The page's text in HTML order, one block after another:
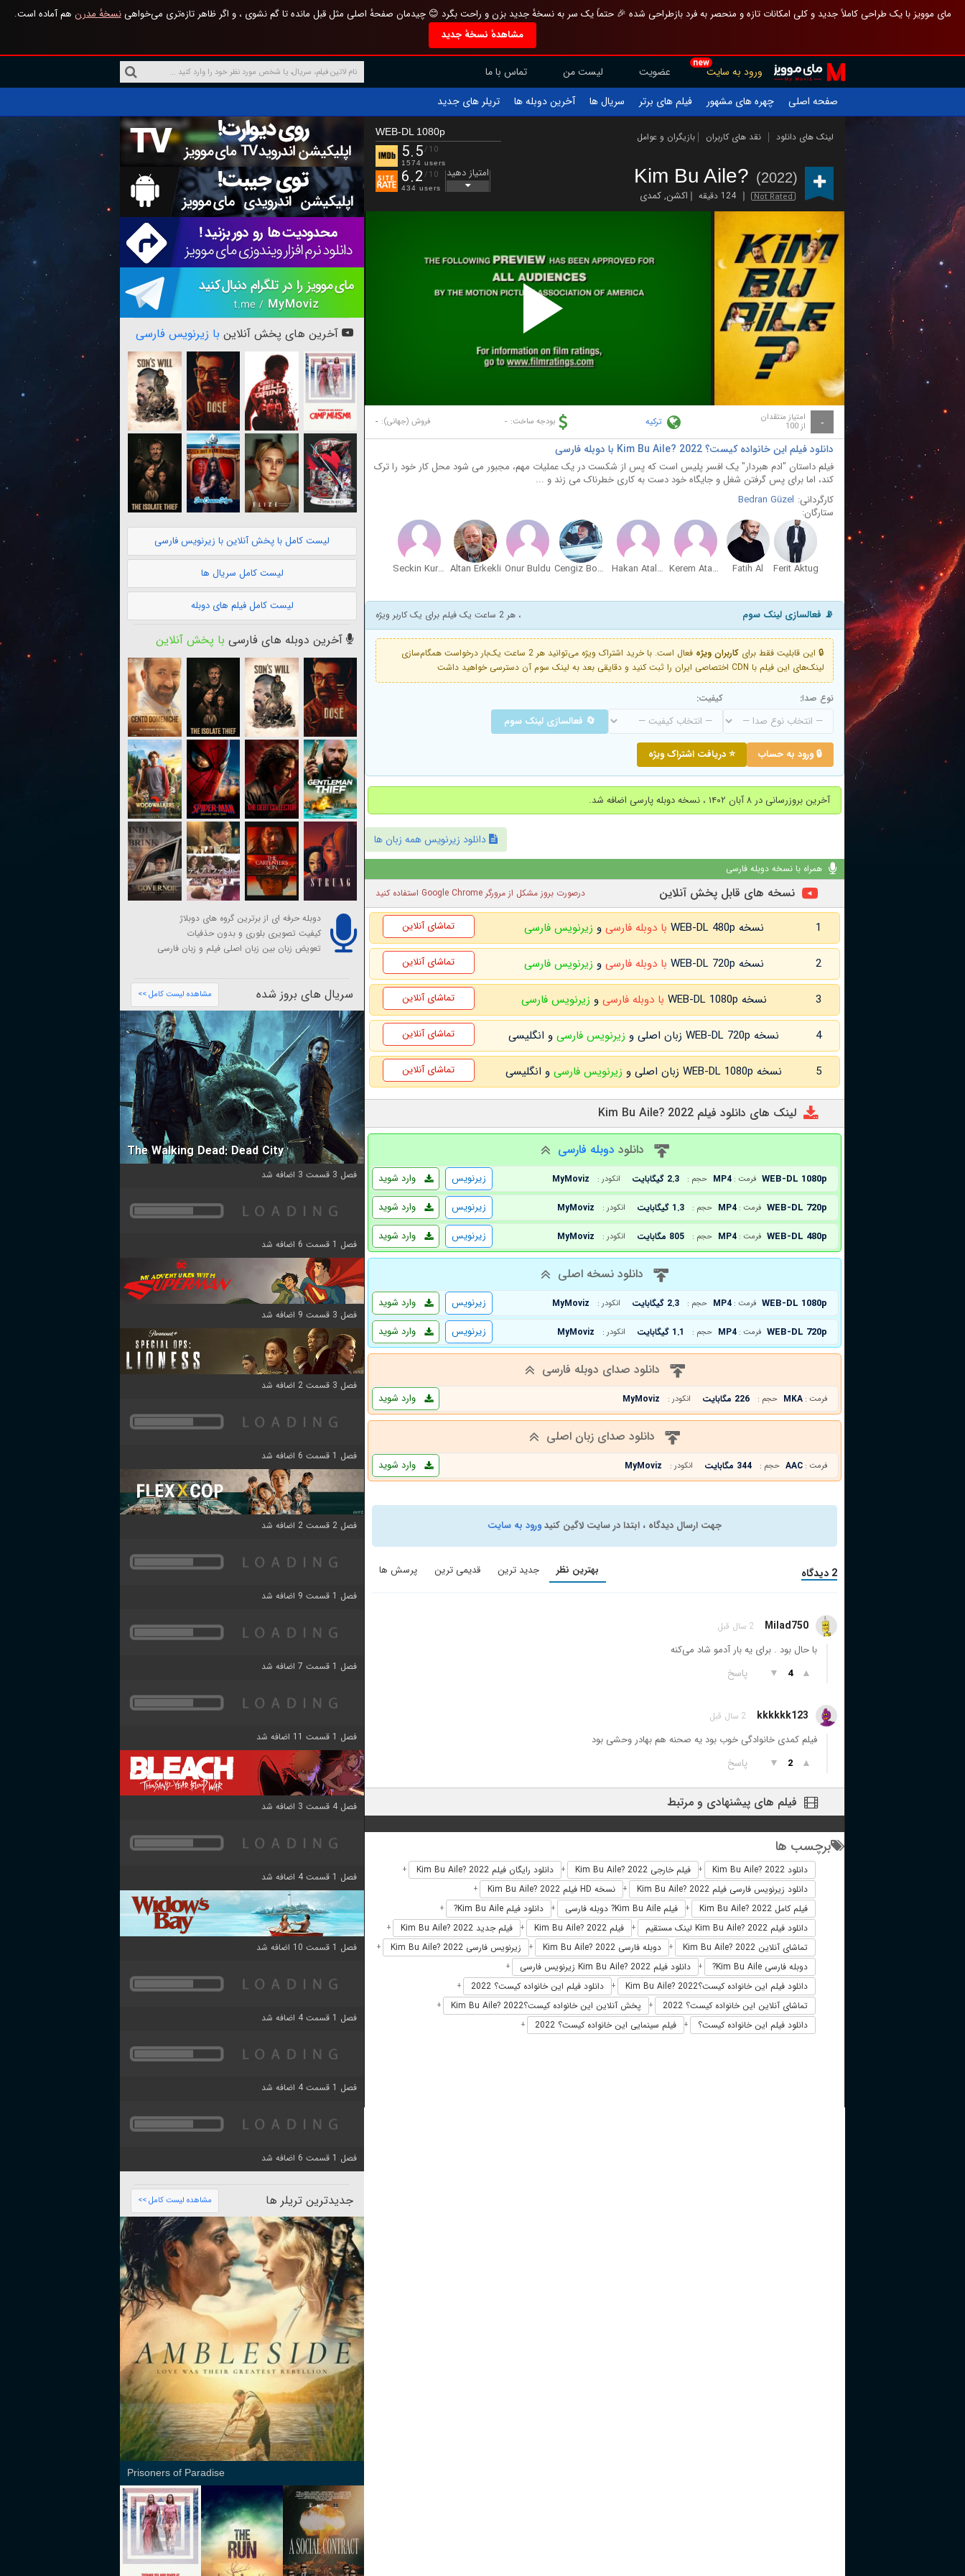
مای موویز با یک طراحی کاملاً جدید و کلی امکانات تازه و منحصر به فرد بازطراحی شده 🎉 حتماً یک سر به نسخهٔ جدید بزن و راحت بگرد 😊 چیدمان صفحهٔ اصلی مثل قبل مانده تا گم نشوی ، و اگر ظاهر تازه‌تری می‌خواهینسخهٔ مدرن هم آماده است.
مشاهدهٔ نسخهٔ جدید
new
ورود به سایت عضویت لیست من
تماس با ما
صفحه اصلی
چهره های مشهور فیلم های برتر سریال ها آخرین دوبله ها تریلر های جدید
لینک های دانلود نقد های کاربران بازیگران و عوامل
Kim Bu Aile? (2022)
Not Rated 124 دقیقه اکشن,کمدی
WEB-DL 1080p
5.5/10
1574 users
6.2 /10
434 users
امتیاز دهید
Play
Video
- امتیاز منتقدان
از 100 ترکیه بودجه ساخت: - فروش (جهانی): -
دانلود فیلم این خانواده کیست؟ Kim Bu Aile? 2022 با دوبله فارسی
فیلم داستان "ادم هبردار" یک افسر پلیس است که پس از شکست در یک عملیات مهم، مجبور می شود محل کار خود را ترک
کند، اما برای پس گرفتن شغل و جایگاه خود دست به کاری خطرناک می زند و ...
کارگردانی: Bedran Güzel
ستارگان:
Ferit Aktug
Fatih Al
Kerem Atabeyoglu
Hakan Atalay
Cengiz Bozkurt
Onur Buldu
Altan Erkekli
Seckin Kurbas
📡 فعالسازی لینک سوم ، هر 2 ساعت یک فیلم برای یک کاربر ویژه
🔒 این قابلیت فقط برای کاربران ویژه
فعال است. با خرید اشتراک ویژه می‌توانید هر 2 ساعت یک‌بار درخواست همگام‌سازی
لینک‌های این فیلم با CDN اختصاصی ایران را ثبت کنید و دقایقی بعد به لینک سوم آن دسترسی خواهید داشت
نوع صدا: کیفیت:
🔄 فعالسازی لینک سوم
🔒 ورود به حساب ⭐ دریافت اشتراک ویژه
آخرین بروزرسانی در ۸ آبان ۱۴۰۲ ، نسخه دوبله پارسی اضافه شد.
دانلود زیرنویس همه زبان ها
همراه با نسخه دوبله فارسی
نسخه های قابل پخش آنلاین درصورت بروز مشکل از مرورگر Google Chrome استفاده کنید
1 نسخه WEB-DL 480p با دوبله فارسی و زیرنویس فارسی تماشای آنلاین
2 نسخه WEB-DL 720p با دوبله فارسی و زیرنویس فارسی تماشای آنلاین
3 نسخه WEB-DL 1080p با دوبله فارسی و زیرنویس فارسی تماشای آنلاین
4 نسخه WEB-DL 720p زبان اصلی و زیرنویس فارسی و انگلیسی تماشای آنلاین
5 نسخه WEB-DL 1080p زبان اصلی و زیرنویس فارسی و انگلیسی تماشای آنلاین
لینک های دانلود فیلم Kim Bu Aile? 2022
دانلود دوبله فارسی
WEB-DL 1080p فرمت : MP4 حجم : 2.3 گیگابایت انکودر : MyMoviz وارد شوید
زیرنویس
WEB-DL 720p فرمت : MP4 حجم : 1.3 گیگابایت انکودر : MyMoviz وارد شوید
زیرنویس
WEB-DL 480p فرمت : MP4 حجم : 805 مگابایت انکودر : MyMoviz وارد شوید زیرنویس
دانلود نسخه اصلی
WEB-DL 1080p فرمت : MP4 حجم : 2.3 گیگابایت انکودر : MyMoviz وارد شوید
زیرنویس
WEB-DL 720p فرمت : MP4 حجم : 1.1 گیگابایت انکودر : MyMoviz وارد شوید زیرنویس
دانلود صدای دوبله فارسی
فرمت : MKA حجم : 226 مگابایت انکودر : MyMoviz وارد شوید
دانلود صدای زبان اصلی
فرمت : AAC حجم : 344 مگابایت انکودر : MyMoviz وارد شوید
جهت ارسال دیدگاه ، ابتدا در سایت لاگین کنیدورود به سایت
2 دیدگاه بهترین نظر جدید ترین قدیمی ترین پرسش ها
Milad750 2 سال قبل
با حال بود . برای یه بار آدمو شاد می‌کنه
▲
4
▼ پاسخ
kkkkkk123 2 سال قبل
فیلم کمدی خانوادگی خوب بود یه صحنه هم بهادر وحشی بود
▲
2
▼ پاسخ
فیلم های پیشنهادی و مرتبط
برچسب ها
دانلود Kim Bu Aile? 2022 + فیلم خارجی Kim Bu Aile? 2022 + دانلود رایگان فیلم Kim Bu Aile? 2022 +
دانلود زیرنویس فارسی فیلم Kim Bu Aile? 2022 + نسخه HD فیلم Kim Bu Aile? 2022 +
فیلم کامل Kim Bu Aile? 2022 + فیلم Kim Bu Aile? دوبله فارسی + دانلود فیلم Kim Bu Aile? +
دانلود فیلم Kim Bu Aile? 2022 لینک مستقیم + فیلم Kim Bu Aile? 2022 + فیلم جدید Kim Bu Aile? 2022 +
تماشای آنلاین Kim Bu Aile? 2022 + دوبله فارسی Kim Bu Aile? 2022 + زیرنویس فارسی Kim Bu Aile? 2022 +
دوبله فارسی Kim Bu Aile? + دانلود فیلم Kim Bu Aile? 2022 زیرنویس فارسی +
دانلود فیلم این خانواده کیست؟Kim Bu Aile? 2022 + دانلود فیلم این خانواده کیست؟ 2022 +
تماشای آنلاین این خانواده کیست؟ 2022 + پخش آنلاین این خانواده کیست؟Kim Bu Aile? 2022 +
دانلود فیلم این خانواده کیست؟ + فیلم سینمایی این خانواده کیست؟ 2022 +
آخرین های پخش آنلاین با زیرنویس فارسی
لیست کامل با پخش آنلاین با زیرنویس فارسی
لیست کامل سریال ها
لیست کامل فیلم های دوبله
آخرین دوبله های فارسی با پخش آنلاین
دوبله حرفه ای از برترین گروه های دوبلاژ
کیفیت تصویری بلوری و بدون حذفیات
تعویض زبان بین زبان اصلی فیلم و زبان فارسی
سریال های بروز شده مشاهده لیست کامل >>
The Walking Dead: Dead City
فصل 3 قسمت 3 اضافه شد
فصل 1 قسمت 6 اضافه شد
فصل 3 قسمت 9 اضافه شد
فصل 3 قسمت 2 اضافه شد
فصل 1 قسمت 6 اضافه شد
فصل 2 قسمت 2 اضافه شد
فصل 1 قسمت 9 اضافه شد
فصل 1 قسمت 7 اضافه شد
فصل 1 قسمت 11 اضافه شد
فصل 4 قسمت 3 اضافه شد
فصل 1 قسمت 4 اضافه شد
فصل 1 قسمت 10 اضافه شد
فصل 1 قسمت 4 اضافه شد
فصل 1 قسمت 4 اضافه شد
فصل 1 قسمت 6 اضافه شد
جدیدترین تریلر ها مشاهده لیست کامل >>
Prisoners of Paradise